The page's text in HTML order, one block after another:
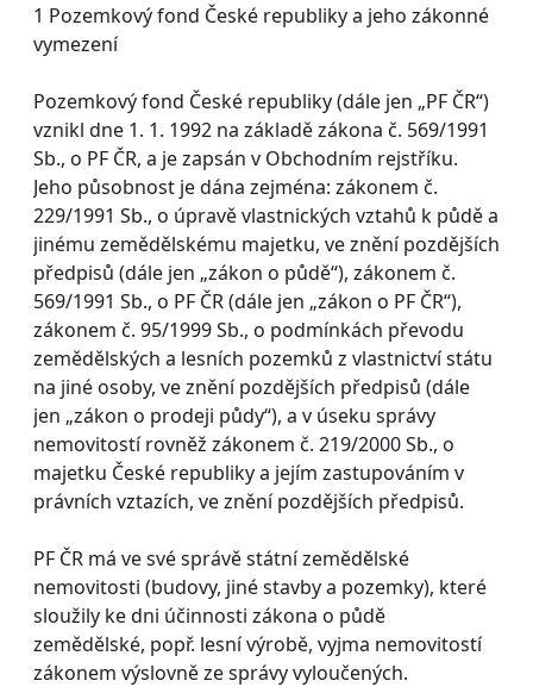
1 Pozemkový fond České republiky a jeho zákonné
vymezení
Pozemkový fond České republiky (dále jen „PF ČR“)
vznikl dne 1. 1. 1992 na základě zákona č. 569/1991
Sb., o PF ČR, a je zapsán v Obchodním rejstříku.
Jeho působnost je dána zejména: zákonem č.
229/1991 Sb., o úpravě vlastnických vztahů k půdě a
jinému zemědělskému majetku, ve znění pozdějších
předpisů (dále jen „zákon o půdě“), zákonem č.
569/1991 Sb., o PF ČR (dále jen „zákon o PF ČR“),
zákonem č. 95/1999 Sb., o podmínkách převodu
zemědělských a lesních pozemků z vlastnictví státu
na jiné osoby, ve znění pozdějších předpisů (dále
jen „zákon o prodeji půdy“), a v úseku správy
nemovitostí rovněž zákonem č. 219/2000 Sb., o
majetku České republiky a jejím zastupováním v
právních vztazích, ve znění pozdějších předpisů.
PF ČR má ve své správě státní zemědělské
nemovitosti (budovy, jiné stavby a pozemky), které
sloužily ke dni účinnosti zákona o půdě
zemědělské, popř. lesní výrobě, vyjma nemovitostí
zákonem výslovně ze správy vyloučených.